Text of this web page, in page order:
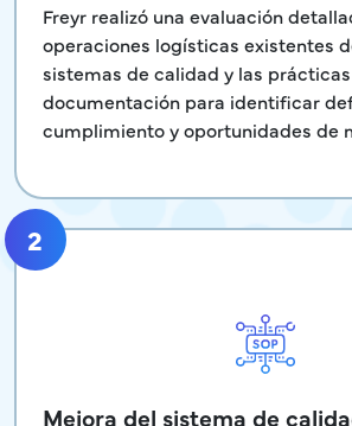
Freyr realizó una evaluación
operaciones logísticas existentes
sistemas de calidad y las
documentación para identificar
cumplimiento y oportunidades de
2
Mejora del sistema de